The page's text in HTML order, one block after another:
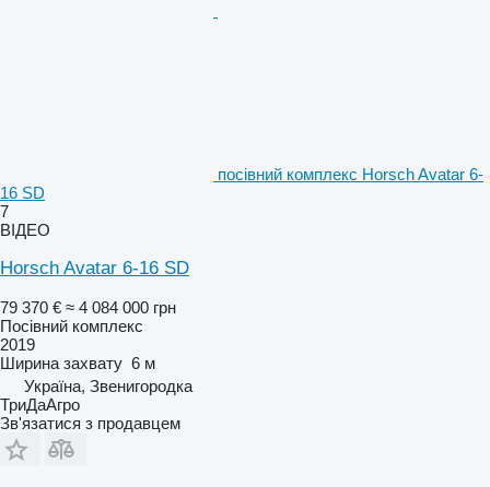
посівний комплекс Horsch Avatar 6-
16 SD
7
ВІДЕО
Horsch Avatar 6-16 SD
79 370 € ≈ 4 084 000 грн
Посівний комплекс
2019
Ширина захвату 6 м
Україна, Звенигородка
ТриДаАгро
Зв'язатися з продавцем